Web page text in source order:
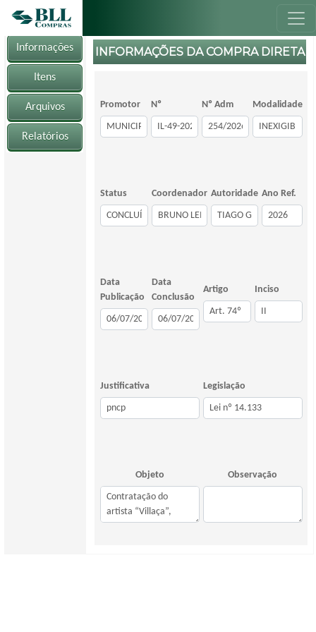
Informações
Itens
Arquivos
Relatórios
INFORMAÇÕES DA COMPRA DIRETA
Promotor Nº Nº Adm Modalidade
Status Coordenador Autoridade Ano Ref.
Data
Publicação
Data
Conclusão
Artigo Inciso
Justificativa Legislação
Objeto Observação